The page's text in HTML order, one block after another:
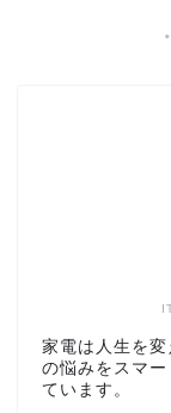
家電は人生を
の悩みをスマー
ています。